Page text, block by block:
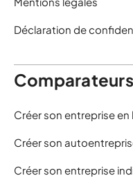
Déclaration de
Comparateurs
Créer son entreprise en
Créer son
Créer son entreprise